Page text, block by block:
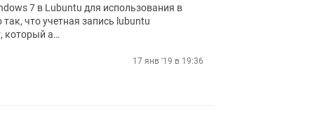
7 в Lubuntu для использования в
что учетная запись lubuntu
который а…
17 янв '19 в 19:36